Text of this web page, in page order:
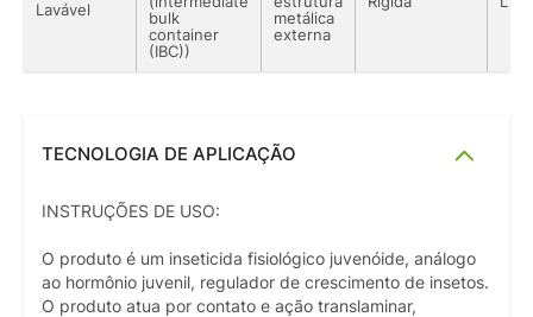
Lavável
bulk
container
(IBC))
metálica
externa
TECNOLOGIA DE APLICAÇÃO
INSTRUÇÕES DE USO:
O produto é um inseticida fisiológico juvenóide, análogo
ao hormônio juvenil, regulador de crescimento de insetos.
O produto atua por contato e ação translaminar,